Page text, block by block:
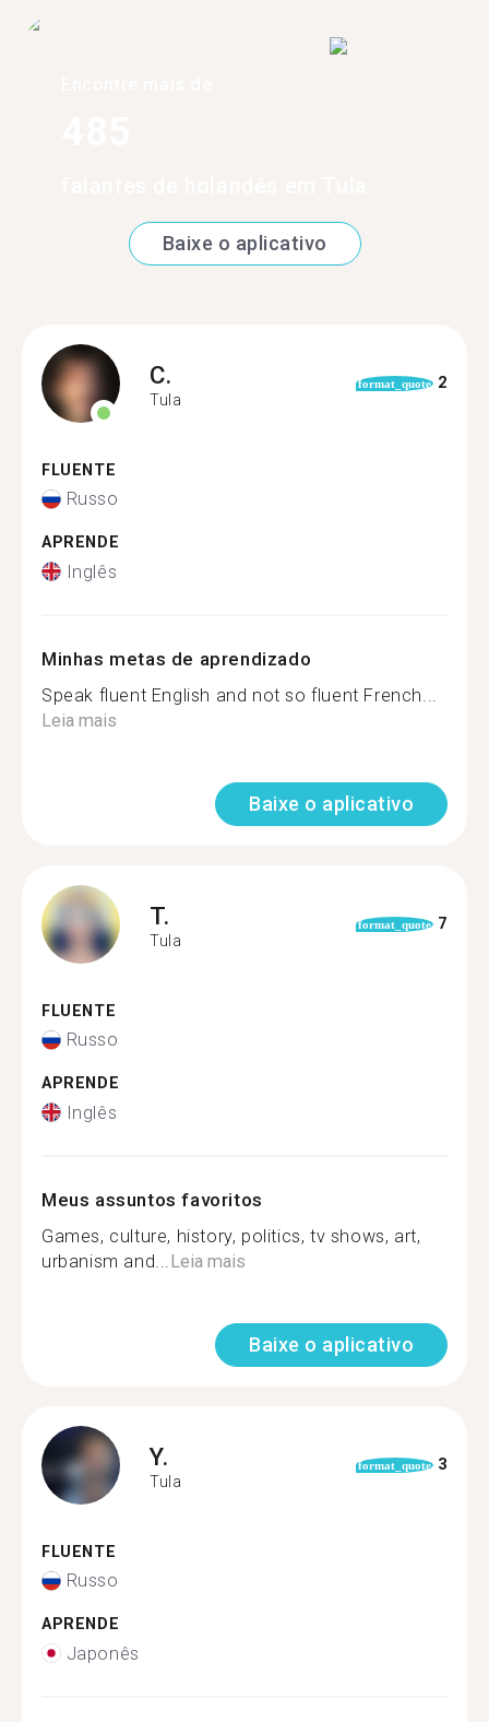
Baixe o aplicativo
C.
Tula
format_quote 2
FLUENTE
Russo
APRENDE
Inglês
Minhas metas de aprendizado
Speak fluent English and not so fluent French...
Leia mais
Baixe o aplicativo
T.
Tula
format_quote 7
FLUENTE
Russo
APRENDE
Inglês
Meus assuntos favoritos
Games, culture, history, politics, tv shows, art,
urbanism and... Leia mais
Baixe o aplicativo
Y.
Tula
format_quote 3
FLUENTE
Russo
APRENDE
Japonês